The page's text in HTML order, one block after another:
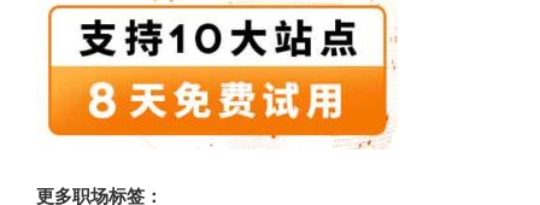
更多职场标签：